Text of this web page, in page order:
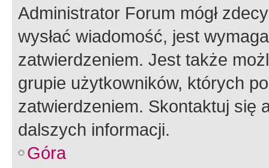
Administrator Forum mógł
wysłać wiadomość, jest
zatwierdzeniem. Jest także
grupie użytkowników, których
zatwierdzeniem. Skontaktuj się
dalszych informacji.
Góra